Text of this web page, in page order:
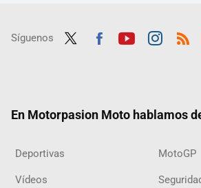
Síguenos
En Motorpasion Moto hablamos
Deportivas MotoGP
Vídeos